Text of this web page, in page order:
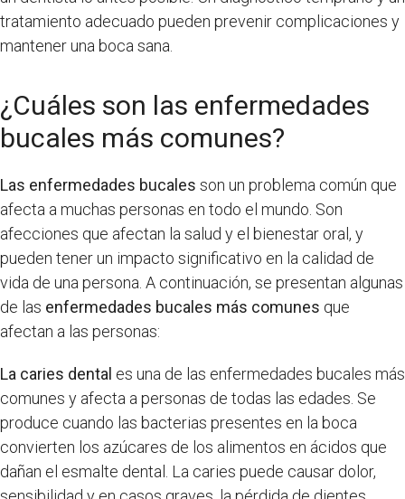
tratamiento adecuado pueden prevenir complicaciones y
mantener una boca sana.
¿Cuáles son las enfermedades
bucales más comunes?
Las enfermedades bucales son un problema común que
afecta a muchas personas en todo el mundo. Son
afecciones que afectan la salud y el bienestar oral, y
pueden tener un impacto significativo en la calidad de
vida de una persona. A continuación, se presentan algunas
de las enfermedades bucales más comunes que
afectan a las personas:
La caries dental es una de las enfermedades bucales más
comunes y afecta a personas de todas las edades. Se
produce cuando las bacterias presentes en la boca
convierten los azúcares de los alimentos en ácidos que
dañan el esmalte dental. La caries puede causar dolor,